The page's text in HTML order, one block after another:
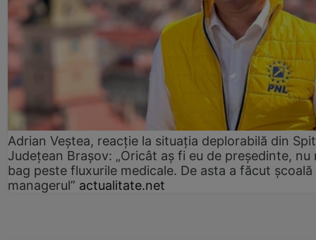
Adrian Veștea, reacție la situația deplorabilă din
Județean Brașov: „Oricât aș fi eu de președinte, nu
bag peste fluxurile medicale. De asta a făcut școală
managerul” actualitate.net